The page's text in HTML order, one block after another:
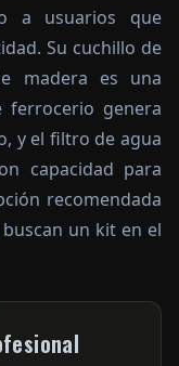
a usuarios que
Su cuchillo de
madera es una
ferrocerio genera
y el filtro de agua
capacidad para
recomendada
un kit en el